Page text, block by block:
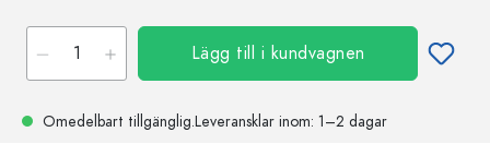
Lägg till i kundvagnen
Omedelbart tillgänglig.Leveransklar inom: 1–2 dagar